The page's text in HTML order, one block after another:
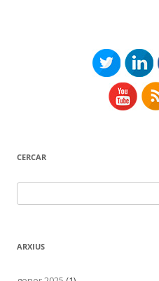
CERCAR
ARXIUS